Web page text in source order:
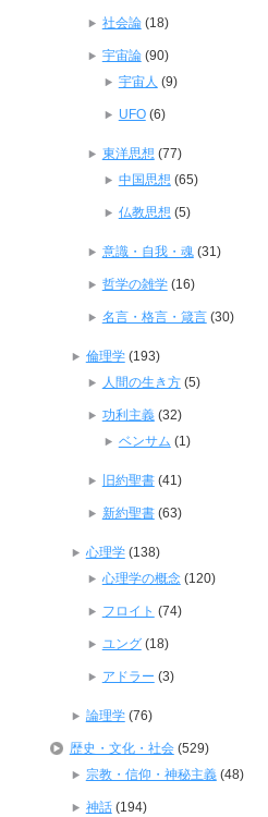
社会論(18)
宇宙論(90)
宇宙人 (9)
UFO(6)
東洋思想 (77)
中国思想 (65)
仏教思想 (5)
意識・自我・魂(31)
哲学の雑学(16)
名言・格言・箴言(30)
倫理学(193)
人間の生き方(5)
功利主義(32)
ベンサム (1)
旧約聖書(41)
新約聖書(63)
心理学(138)
心理学の概念(120)
フロイト (74)
ユング(18)
アドラー (3)
論理学(76)
歴史・文化・社会(529)
宗教・信仰・神秘主義(48)
神話(194)